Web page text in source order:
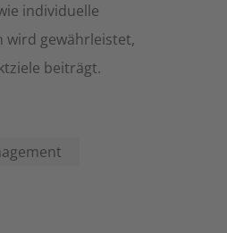
individuelle
gewährleistet,
beiträgt.